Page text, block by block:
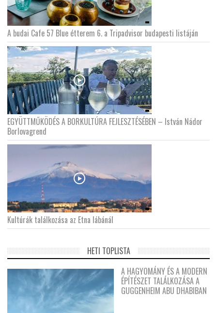
A budai Cafe 57 Blue étterem 6. a Tripadvisor budapesti listáján
EGYÜTTMŰKÖDÉS A BORKULTÚRA FEJLESZTÉSÉBEN – István Nádor
Borlovagrend
Kultúrák találkozása az Etna lábánál
HETI TOPLISTA
A HAGYOMÁNY ÉS A MODERN
ÉPÍTÉSZET TALÁLKOZÁSA A
GUGGENHEIM ABU DHABIBAN